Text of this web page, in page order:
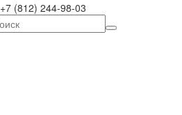
+7 (812) 244-98-03